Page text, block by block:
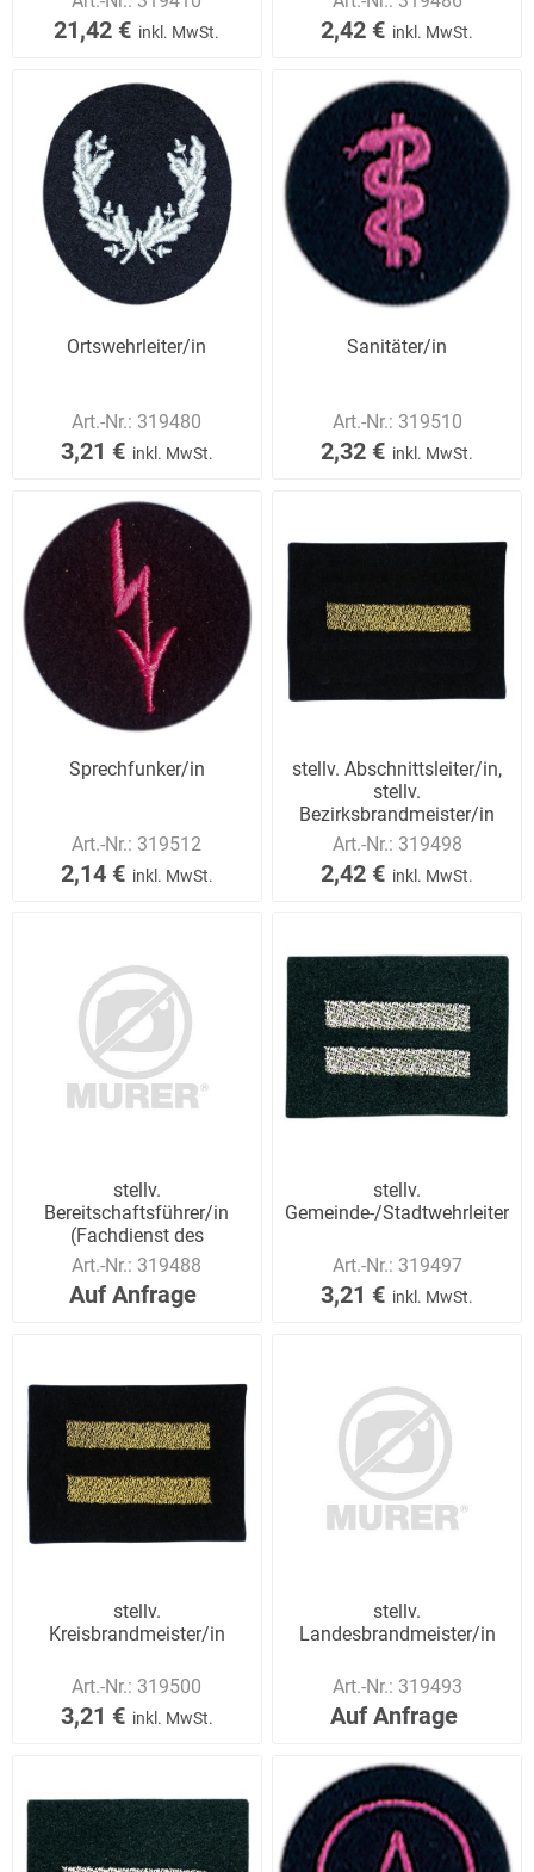
21,42 € inkl. MwSt. 2,42 € inkl. MwSt.
Ortswehrleiter/in
Art.-Nr.: 319480
3,21 € inkl. MwSt.
Sanitäter/in
Art.-Nr.: 319510
2,32 € inkl. MwSt.
Sprechfunker/in
Art.-Nr.: 319512
2,14 € inkl. MwSt.
stellv. Abschnittsleiter/in,
stellv.
Bezirksbrandmeister/in
Art.-Nr.: 319498
2,42 € inkl. MwSt.
stellv.
Bereitschaftsführer/in
(Fachdienst des
Katastrophenschutzes)
Art.-Nr.: 319488
Auf Anfrage
stellv.
Gemeinde-/Stadtwehrleiter/in
Art.-Nr.: 319497
3,21 € inkl. MwSt.
stellv.
Kreisbrandmeister/in
Art.-Nr.: 319500
3,21 € inkl. MwSt.
stellv.
Landesbrandmeister/in
Art.-Nr.: 319493
Auf Anfrage